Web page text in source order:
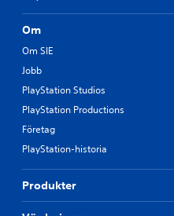
Om
Om SIE
Jobb
PlayStation Studios
PlayStation Productions
Företag
PlayStation-historia
Produkter